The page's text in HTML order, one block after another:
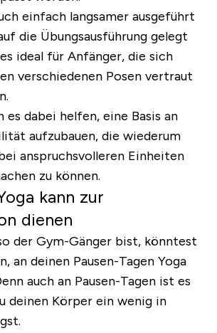
einfach langsamer ausgeführt
die Übungsausführung gelegt
ideal für Anfänger, die sich
verschiedenen Posen vertraut
es dabei helfen, eine Basis an
aufzubauen, die wiederum
anspruchsvolleren Einheiten
zu können.
kann zur
dienen
der Gym-Gänger bist, könntest
an deinen Pausen-Tagen Yoga
auch an Pausen-Tagen ist es
deinen Körper ein wenig in